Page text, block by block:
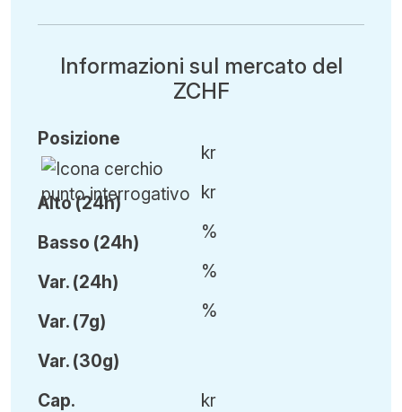
Informazioni sul mercato del
ZCHF
Posizione
Alto (24h)
Basso (24h)
Var. (24h)
Var. (7g)
Var. (30g)
kr
kr
%
%
%
Cap.
kr